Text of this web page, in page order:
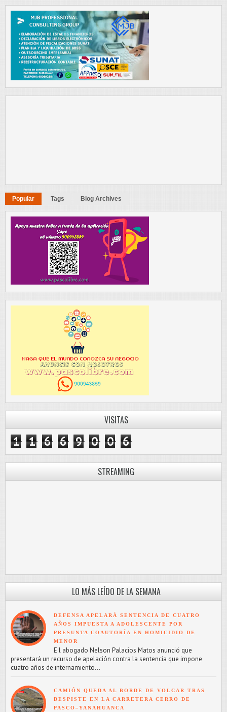
Popular Tags Blog Archives
VISITAS
1 1 6 6 9 0 0 6
STREAMING
LO MÁS LEÍDO DE LA SEMANA
DEFENSA APELARÁ SENTENCIA DE CUATRO
AÑOS IMPUESTA A ADOLESCENTE POR
PRESUNTA COAUTORÍA EN HOMICIDIO DE
MENOR
E l abogado Nelson Palacios Matos anunció que
presentará un recurso de apelación contra la sentencia que impone
cuatro años de internamiento...
CAMIÓN QUEDA AL BORDE DE VOLCAR TRAS
DESPISTE EN LA CARRETERA CERRO DE
PASCO–YANAHUANCA